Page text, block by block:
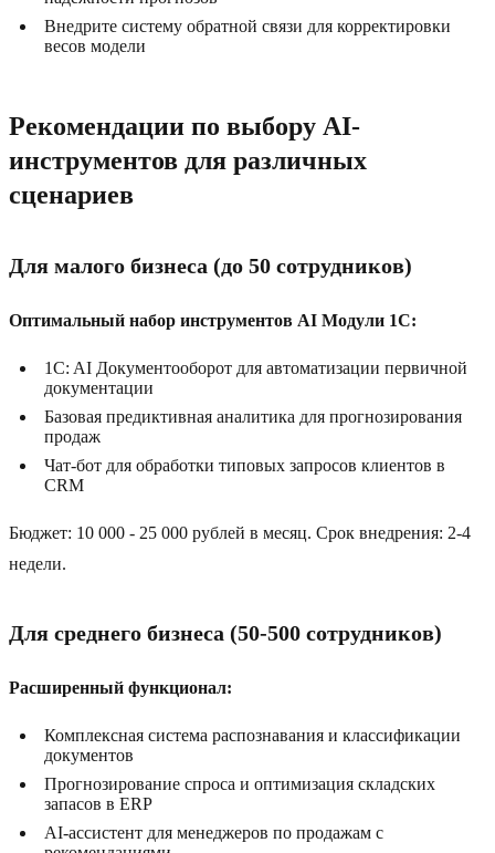
Внедрите систему обратной связи для корректировки
весов модели
Рекомендации по выбору AI-
инструментов для различных
сценариев
Для малого бизнеса (до 50 сотрудников)
Оптимальный набор инструментов AI Модули 1C:
1C: AI Документооборот для автоматизации первичной
документации
Базовая предиктивная аналитика для прогнозирования
продаж
Чат-бот для обработки типовых запросов клиентов в
CRM
Бюджет: 10 000 - 25 000 рублей в месяц. Срок внедрения: 2-4
недели.
Для среднего бизнеса (50-500 сотрудников)
Расширенный функционал:
Комплексная система распознавания и классификации
документов
Прогнозирование спроса и оптимизация складских
запасов в ERP
AI-ассистент для менеджеров по продажам с